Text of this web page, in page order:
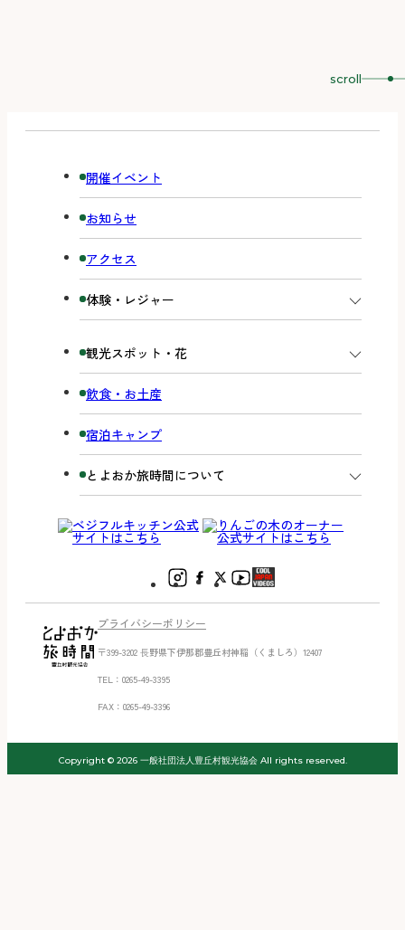
scroll
開催イベント
お知らせ
アクセス
体験・レジャー
観光スポット・花
飲食・お土産
宿泊キャンプ
とよおか旅時間について
プライバシーポリシー
〒399-3202 ⻑野県下伊那郡豊丘村神稲（くましろ）12407
TEL：0265-49-3395
FAX：0265-49-3396
Copyright © 2026 一般社団法人豊丘村観光協会 All rights reserved.